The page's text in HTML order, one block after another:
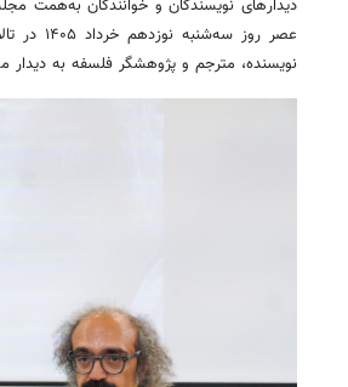
دیدارهای نویسندگان و خوانندگان به‌همت
عصر
نویسنده، مترجم و پژوهشگر فلسفه به دیدار